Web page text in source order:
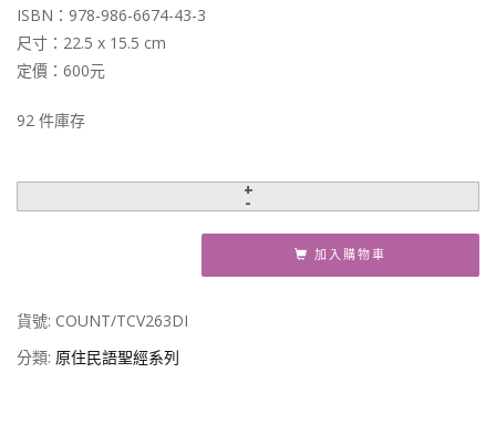
ISBN：978-986-6674-43-3
尺寸：22.5 x 15.5 cm
定價：600元
92 件庫存
加入購物車
貨號: COUNT/TCV263DI
分類: 原住民語聖經系列